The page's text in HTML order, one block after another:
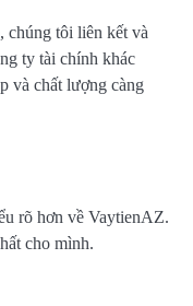
chúng tôi liên kết và
ty tài chính khác
và chất lượng càng
rõ hơn về VaytienAZ.
cho mình.